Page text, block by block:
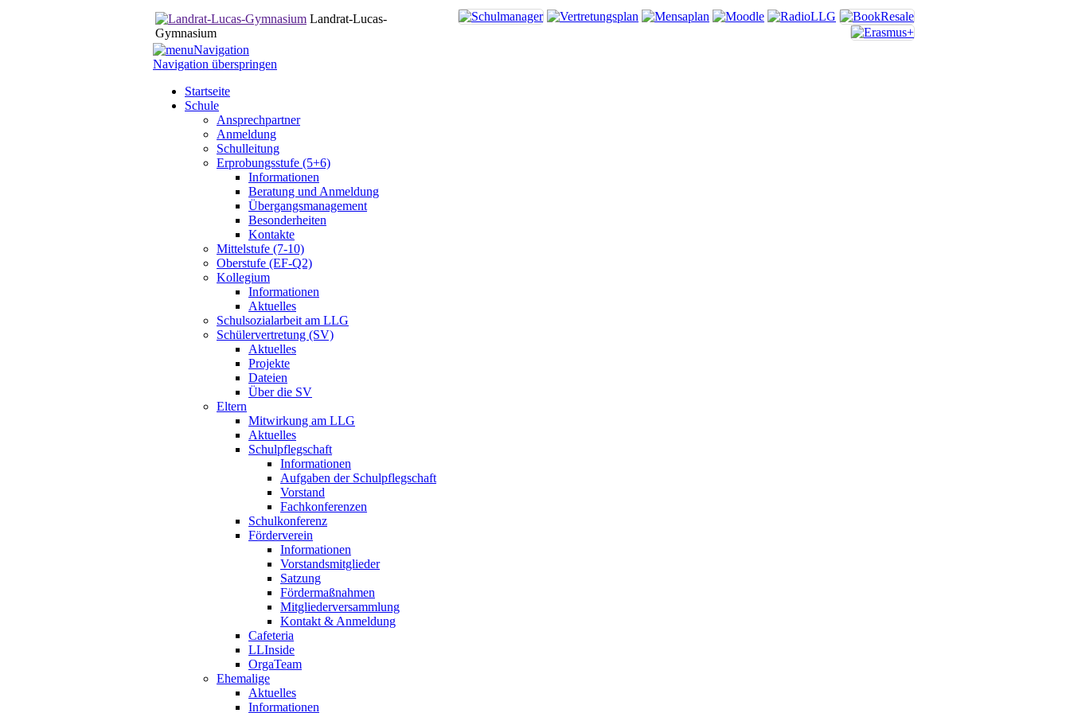
Landrat-Lucas-
Gymnasium
Navigation
Navigation überspringen
Startseite
Schule
Ansprechpartner
Anmeldung
Schulleitung
Erprobungsstufe (5+6)
Informationen
Beratung und Anmeldung
Übergangsmanagement
Besonderheiten
Kontakte
Mittelstufe (7-10)
Oberstufe (EF-Q2)
Kollegium
Informationen
Aktuelles
Schulsozialarbeit am LLG
Schülervertretung (SV)
Aktuelles
Projekte
Dateien
Über die SV
Eltern
Mitwirkung am LLG
Aktuelles
Schulpflegschaft
Informationen
Aufgaben der Schulpflegschaft
Vorstand
Fachkonferenzen
Schulkonferenz
Förderverein
Informationen
Vorstandsmitglieder
Satzung
Fördermaßnahmen
Mitgliederversammlung
Kontakt & Anmeldung
Cafeteria
LLInside
OrgaTeam
Ehemalige
Aktuelles
Informationen